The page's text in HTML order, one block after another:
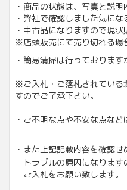
・商品の状態は、写真と説
・弊社で確認しました気にな
・中古品になり
※店頭販売にて売り切れる場
・簡易清掃は行っておりま
※ご入札・ご落札されている
すのでご了承下さい。
・ご不明な点や不安な点な
・また上記記載内容を確認
トラブルの原因になります
ご入札をお願い致します。